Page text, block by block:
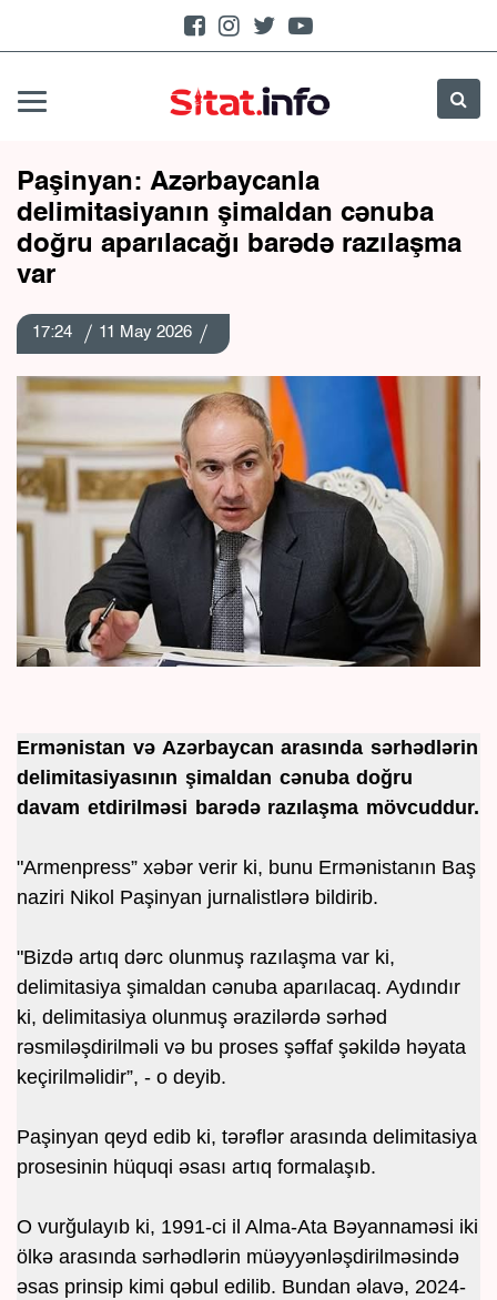
Paşinyan: Azərbaycanla
delimitasiyanın şimaldan cənuba
doğru aparılacağı barədə razılaşma
var
17:24 11 May 2026
Ermənistan və Azərbaycan arasında sərhədlərin
delimitasiyasının şimaldan cənuba doğru
davam etdirilməsi barədə razılaşma mövcuddur.
"Armenpress” xəbər verir ki, bunu Ermənistanın Baş
naziri Nikol Paşinyan jurnalistlərə bildirib.
"Bizdə artıq dərc olunmuş razılaşma var ki,
delimitasiya şimaldan cənuba aparılacaq. Aydındır
ki, delimitasiya olunmuş ərazilərdə sərhəd
rəsmiləşdirilməli və bu proses şəffaf şəkildə həyata
keçirilməlidir”, - o deyib.
Paşinyan qeyd edib ki, tərəflər arasında delimitasiya
prosesinin hüquqi əsası artıq formalaşıb.
O vurğulayıb ki, 1991-ci il Alma-Ata Bəyannaməsi iki
ölkə arasında sərhədlərin müəyyənləşdirilməsində
əsas prinsip kimi qəbul edilib. Bundan əlavə, 2024-